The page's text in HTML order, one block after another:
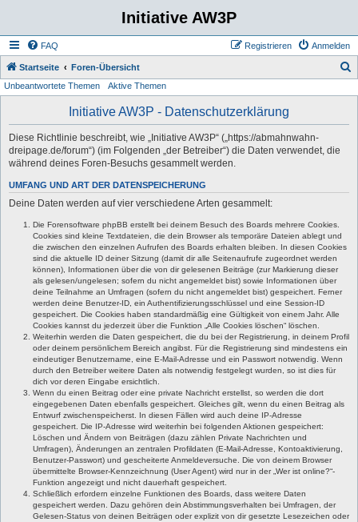
Initiative AW3P
FAQ Anmelden
Registrieren
Startseite Foren-Übersicht
Unbeantwortete Themen Aktive Themen
Initiative AW3P - Datenschutzerklärung
Diese Richtlinie beschreibt, wie „Initiative AW3P“ („https://abmahnwahn-
dreipage.de/forum“) (im Folgenden „der Betreiber“) die Daten verwendet, die
während deines Foren-Besuchs gesammelt werden.
UMFANG UND ART DER DATENSPEICHERUNG
Deine Daten werden auf vier verschiedene Arten gesammelt:
Die Forensoftware phpBB erstellt bei deinem Besuch des Boards mehrere Cookies.
Cookies sind kleine Textdateien, die dein Browser als temporäre Dateien ablegt und
die zwischen den einzelnen Aufrufen des Boards erhalten bleiben. In diesen Cookies
sind die aktuelle ID deiner Sitzung (damit dir alle Seitenaufrufe zugeordnet werden
können), Informationen über die von dir gelesenen Beiträge (zur Markierung dieser
als gelesen/ungelesen; sofern du nicht angemeldet bist) sowie Informationen über
deine Teilnahme an Umfragen (sofern du nicht angemeldet bist) gespeichert. Ferner
werden deine Benutzer-ID, ein Authentifizierungsschlüssel und eine Session-ID
gespeichert. Die Cookies haben standardmäßig eine Gültigkeit von einem Jahr. Alle
Cookies kannst du jederzeit über die Funktion „Alle Cookies löschen“ löschen.
Weiterhin werden die Daten gespeichert, die du bei der Registrierung, in deinem Profil
oder deinem persönlichem Bereich angibst. Für die Registrierung sind mindestens ein
eindeutiger Benutzername, eine E-Mail-Adresse und ein Passwort notwendig. Wenn
durch den Betreiber weitere Daten als notwendig festgelegt wurden, so ist dies für
dich vor deren Eingabe ersichtlich.
Wenn du einen Beitrag oder eine private Nachricht erstellst, so werden die dort
eingegebenen Daten ebenfalls gespeichert. Gleiches gilt, wenn du einen Beitrag als
Entwurf zwischenspeicherst. In diesen Fällen wird auch deine IP-Adresse
gespeichert. Die IP-Adresse wird weiterhin bei folgenden Aktionen gespeichert:
Löschen und Ändern von Beiträgen (dazu zählen Private Nachrichten und
Umfragen), Änderungen an zentralen Profildaten (E-Mail-Adresse, Kontoaktivierung,
Benutzer-Passwort) und gescheiterte Anmeldeversuche. Die von deinem Browser
übermittelte Browser-Kennzeichnung (User Agent) wird nur in der „Wer ist online?“-
Funktion angezeigt und nicht dauerhaft gespeichert.
Schließlich erfordern einzelne Funktionen des Boards, dass weitere Daten
gespeichert werden. Dazu gehören dein Abstimmungsverhalten bei Umfragen, der
Gelesen-Status von deinen Beiträgen oder explizit von dir gesetzte Lesezeichen oder